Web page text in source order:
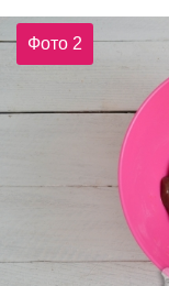
Фото 2